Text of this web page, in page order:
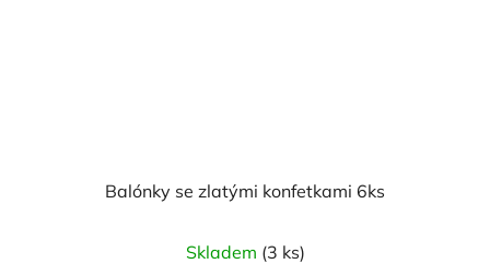
Balónky se zlatými konfetkami 6ks
hodnocení
Skladem (3 ks)